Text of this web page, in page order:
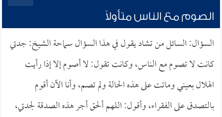
الصوم مع الناس متأولاً
السؤال: السائل من تشاد يقول في هذا السؤال سماحة الشيخ: جدتي
كانت لا تصوم مع الناس، وكانت تقول: لا أصوم إلا إذا رأيت
الهلال بعيني وماتت على هذه الحالة ولم تصم، وأنا الآن أقوم
بالتصدق على الفقراء، وأقول: اللهم ألحق أجر هذه الصدقة لجدتي،